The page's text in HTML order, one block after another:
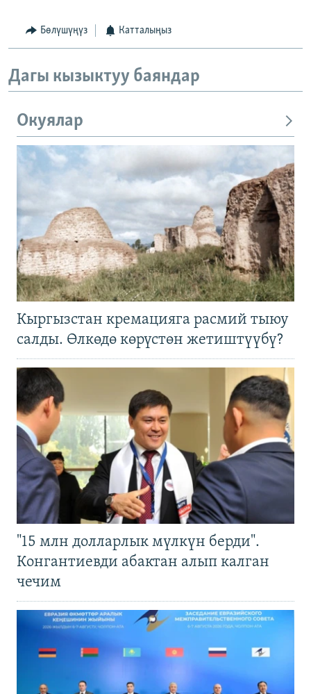
Бөлүшүңүз Катталыңыз
Дагы кызыктуу баяндар
Окуялар
Кыргызстан кремацияга расмий тыюу
салды. Өлкөдө көрүстөн жетиштүүбү?
"15 млн долларлык мүлкүн берди".
Конгантиевди абактан алып калган
чечим